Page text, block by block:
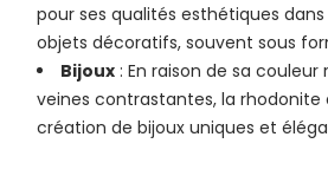
pour ses qualités esthétiques
objets décoratifs, souvent sous
Bijoux : En raison de sa couleur
veines contrastantes, la rhodonite
création de bijoux uniques et